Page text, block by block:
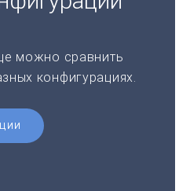
можно сравнить
конфигурациях.